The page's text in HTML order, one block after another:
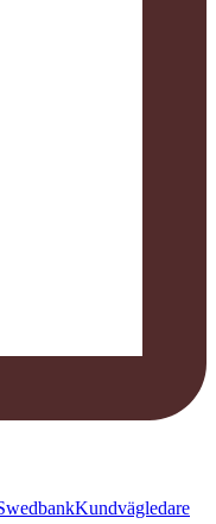
Kundvägledare